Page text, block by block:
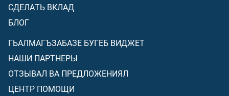
СДЕЛАТЬ ВКЛАД
БЛОГ
ГЬАЛМАГЪЗАБАЗЕ БУГЕБ ВИДЖЕТ
НАШИ ПАРТНЕРЫ
ОТЗЫВАЛ ВА ПРЕДЛОЖЕНИЯЛ
ЦЕНТР ПОМОЩИ